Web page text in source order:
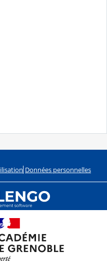
Données personnelles